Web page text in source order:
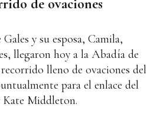
de ovaciones
y su esposa, Camila,
llegaron hoy a la Abadía de
lleno de ovaciones del
para el enlace del
Middleton.